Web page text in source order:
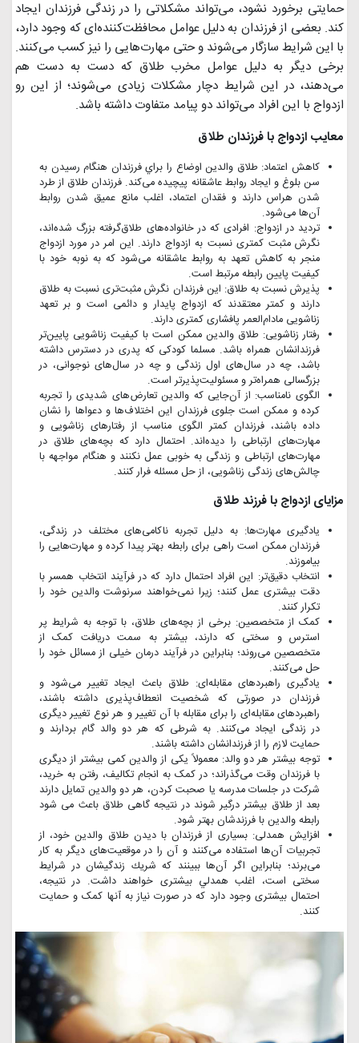
حمایتی برخورد نشود، می‌تواند مشکلاتی را در زندگی فرزندان ایجاد
کند. بعضی از فرزندان به دلیل عوامل محافظت‌کننده‌ای که وجود دارد،
با این شرایط سازگار می‌شوند و حتی مهارت‌هایی را نیز کسب می‌کنند.
برخی دیگر به دلیل عوامل مخرب طلاق که دست به دست هم
می‌دهند، در این شرایط دچار مشکلات زیادی می‌شوند؛ از این رو
ازدواج با این افراد می‌تواند دو پیامد متفاوت داشته باشد.
معایب ازدواج با فرزندان طلاق
کاهش اعتماد: طلاق والدین اوضاع را براي فرزندان هنگام رسیدن به
سن بلوغ و ایجاد روابط عاشقانه پیچیده می‌کند. فرزندان طلاق از طرد
شدن هراس دارند و فقدان اعتماد، اغلب مانع عمیق شدن روابط
آن‌ها می‌شود.
تردید در ازدواج: افرادی که در خانواده‌های طلاق‌گرفته بزرگ شده‌اند،
نگرش مثبت کمتری نسبت به ازدواج دارند. این امر در مورد ازدواج
منجر به کاهش تعهد به روابط عاشقانه می‌شود که به نوبه خود با
کیفیت پایین رابطه مرتبط است.
پذیرش نسبت به طلاق: این فرزندان نگرش مثبت‌تری نسبت به طلاق
دارند و کمتر معتقدند که ازدواج پایدار و دائمی است و بر تعهد
زناشویی مادام‌العمر پافشاری کمتری دارند.
رفتار زناشویی: طلاق والدین ممکن است با کیفیت زناشویی پایین‌تر
فرزندانشان همراه باشد. مسلما کودکی که پدری در دسترس داشته
باشد، چه در سال‌های اول زندگی و چه در سال‌های نوجوانی، در
بزرگسالی همراه‌تر و مسئولیت‌پذیرتر است.
الگوی نامناسب: از آن‌جایی که والدین تعارض‌های شدیدی را تجربه
کرده و ممکن است جلوی فرزندان این اختلاف‌ها و دعواها را نشان
داده باشند، فرزندان کمتر الگوی مناسب از رفتارهای زناشویی و
مهارت‌های ارتباطی را دیده‌اند. احتمال دارد که بچه‌های طلاق در
مهارت‌های ارتباطی و زندگی به خوبی عمل نکنند و هنگام مواجهه با
چالش‌های زندگی زناشویی، از حل مسئله فرار کنند.
مزایای ازدواج با فرزند طلاق
یادگیری مهارت‌ها: به دلیل تجربه ناکامی‌های مختلف در زندگی،
فرزندان ممکن است راهی برای رابطه بهتر پیدا کرده و مهارت‌هایی را
بیاموزند.
انتخاب دقیق‌تر: این افراد احتمال دارد که در فرآیند انتخاب همسر با
دقت بیشتری عمل کنند؛ زیرا نمی‌خواهند سرنوشت والدین خود را
تکرار کنند.
کمک از متخصصین: برخی از بچه‌های طلاق، با توجه به شرایط پر
استرس و سختی که دارند، بیشتر به سمت دریافت کمک از
متخصصین می‌روند؛ بنابراین در فرآیند درمان خیلی از مسائل خود را
حل می‌کنند.
یادگیری راهبردهای مقابله‌ای: طلاق باعث ایجاد تغییر می‌شود و
فرزندان در صورتی که شخصیت انعطاف‌پذیری داشته باشند،
راهبردهای مقابله‌ای را برای مقابله با آن تغییر و هر نوع تغییر دیگری
در زندگی ایجاد می‌کنند. به شرطی که هر دو والد گام بردارند و
حمایت لازم را از فرزندانشان داشته ‌باشند.
توجه بیشتر هر دو والد: معمولاً یکی از والدین کمی بیشتر از دیگری
با فرزندان وقت می‌گذراند؛ در کمک به انجام تکالیف، رفتن به خرید،
شرکت در جلسات مدرسه یا صحبت کردن، هر دو والدین تمایل دارند
بعد از طلاق بیشتر درگیر شوند در نتیجه گاهی طلاق باعث می شود
رابطه والدین با فرزندشان بهتر شود.
افزایش همدلی: بسیاری از فرزندان با دیدن طلاق والدین خود، از
تجربیات آن‌ها استفاده می‌کنند و آن را در موقعیت‌های دیگر به کار
می‌برند؛ بنابراین اگر آن‌ها ببینند که شريك زندگيشان در شرايط
سختی است، اغلب همدلي بیشتری خواهند داشت. در نتیجه،
احتمال بیشتری وجود دارد که در صورت نیاز به آنها کمک و حمایت
کنند.